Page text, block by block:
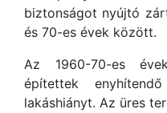
biztonságot nyújtó
és 70-es évek között.
Az 1960-70-es
építettek
lakáshiányt. Az üres